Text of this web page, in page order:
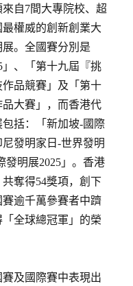
自7間大專院校、超
權威的創新創業大
。全國賽分別是
」、「第十九屆『挑
品競賽」及「第十
大賽」，而香港代
括：「新加坡-國際
發明家日-世界發明
發明展2025」。香港
奪得54獎項，創下
逾千萬參賽者中躋
全球總冠軍」的榮
及國際賽中表現出